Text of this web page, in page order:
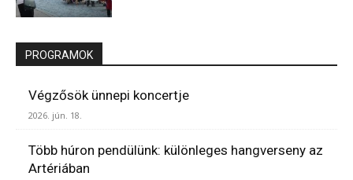
PROGRAMOK
Végzősök ünnepi koncertje
2026. jún. 18.
Több húron pendülünk: különleges hangverseny az
Artériában